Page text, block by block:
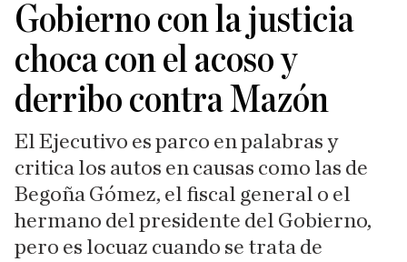
Gobierno con la justicia
choca con el acoso y
derribo contra Mazón
El Ejecutivo es parco en palabras y
critica los autos en causas como las de
Begoña Gómez, el fiscal general o el
hermano del presidente del Gobierno,
pero es locuaz cuando se trata de